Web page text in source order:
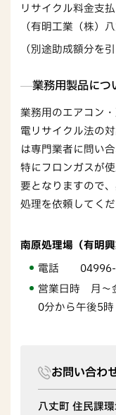
リサイクル料金支
（有明工業（株）
（別途助成額分を
業務用製品につ
業務用のエアコン
電リサイクル法の
は専門業者に問い
特にフロンガスが
要となりますので
処理を依頼してくだ
南原処理場（有明
電話 04996-
営業日時 月～
0分から午後5時
お問い合わ
八丈町 住民課